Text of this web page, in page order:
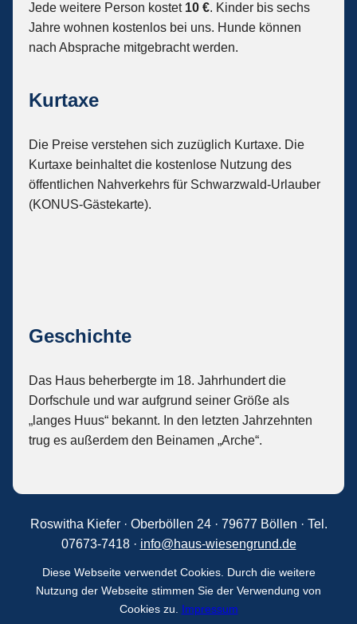
Jede weitere Person kostet 10 €. Kinder bis sechs
Jahre wohnen kostenlos bei uns. Hunde können
nach Absprache mitgebracht werden.
Kurtaxe
Die Preise verstehen sich zuzüglich Kurtaxe. Die
Kurtaxe beinhaltet die kostenlose Nutzung des
öffentlichen Nahverkehrs für Schwarzwald-Urlauber
(KONUS-Gästekarte).
Geschichte
Das Haus beherbergte im 18. Jahrhundert die
Dorfschule und war aufgrund seiner Größe als
„langes Huus“ bekannt. In den letzten Jahrzehnten
trug es außerdem den Beinamen „Arche“.
Roswitha Kiefer · Oberböllen 24 · 79677 Böllen · Tel.
07673-7418 · info@haus-wiesengrund.de
Diese Webseite verwendet Cookies. Durch die weitere
Nutzung der Webseite stimmen Sie der Verwendung von
Cookies zu. Impressum